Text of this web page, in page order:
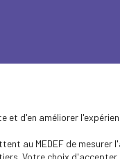
et d'en améliorer
au MEDEF de
Votre choix